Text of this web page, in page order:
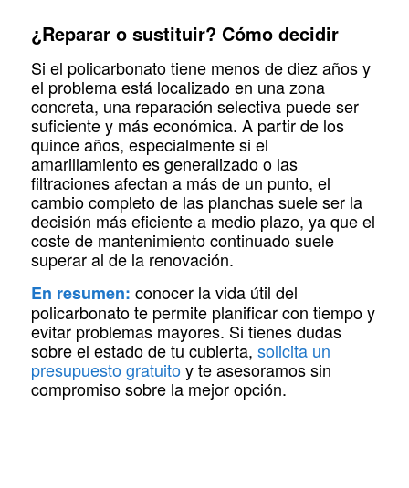
¿Reparar o sustituir? Cómo decidir
Si el policarbonato tiene menos de diez años y
el problema está localizado en una zona
concreta, una reparación selectiva puede ser
suficiente y más económica. A partir de los
quince años, especialmente si el
amarillamiento es generalizado o las
filtraciones afectan a más de un punto, el
cambio completo de las planchas suele ser la
decisión más eficiente a medio plazo, ya que el
coste de mantenimiento continuado suele
superar al de la renovación.
En resumen: conocer la vida útil del
policarbonato te permite planificar con tiempo y
evitar problemas mayores. Si tienes dudas
sobre el estado de tu cubierta, solicita un
presupuesto gratuitoy te asesoramos sin
compromiso sobre la mejor opción.